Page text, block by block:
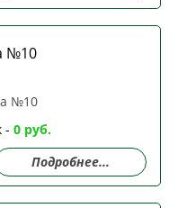
№10
- 0 руб.
Подробнее...